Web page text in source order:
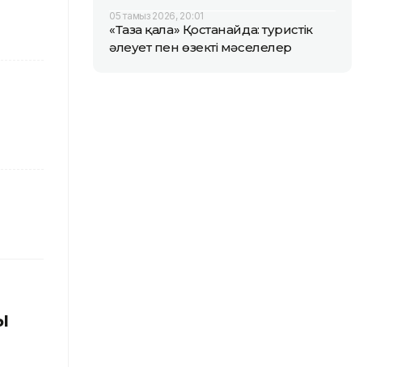
05 тамыз 2026, 20:01
«Таза қала» Қостанайда: туристік
әлеует пен өзекті мәселелер